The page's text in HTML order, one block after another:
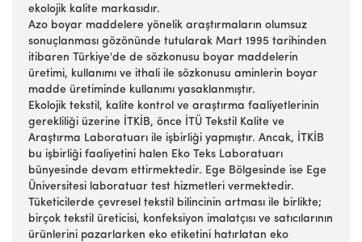
ekolojik kalite markasıdır.
Azo boyar maddelere yönelik araştırmaların olumsuz
sonuçlanması gözönünde tutularak Mart 1995 tarihinden
itibaren Türkiye'de de sözkonusu boyar maddelerin
üretimi, kullanımı ve ithali ile sözkonusu aminlerin boyar
madde üretiminde kullanımı yasaklanmıştır.
Ekolojik tekstil, kalite kontrol ve araştırma faaliyetlerinin
gerekliliği üzerine İTKİB, önce İTÜ Tekstil Kalite ve
Araştırma Laboratuarı ile işbirliği yapmıştır. Ancak, İTKİB
bu işbirliği faaliyetini halen Eko Teks Laboratuarı
bünyesinde devam ettirmektedir. Ege Bölgesinde ise Ege
Üniversitesi laboratuar test hizmetleri vermektedir.
Tüketicilerde çevresel tekstil bilincinin artması ile birlikte;
birçok tekstil üreticisi, konfeksiyon imalatçısı ve satıcılarının
ürünlerini pazarlarken eko etiketini hatırlatan eko